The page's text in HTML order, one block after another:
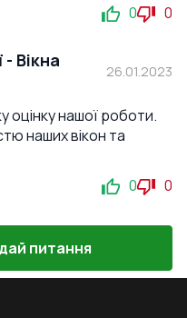
0 0
- Вікна
26.01.2023
оцінку нашої роботи.
наших вікон та
0 0
питання